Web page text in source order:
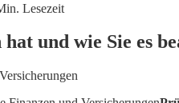
Lesezeit
und wie Sie es